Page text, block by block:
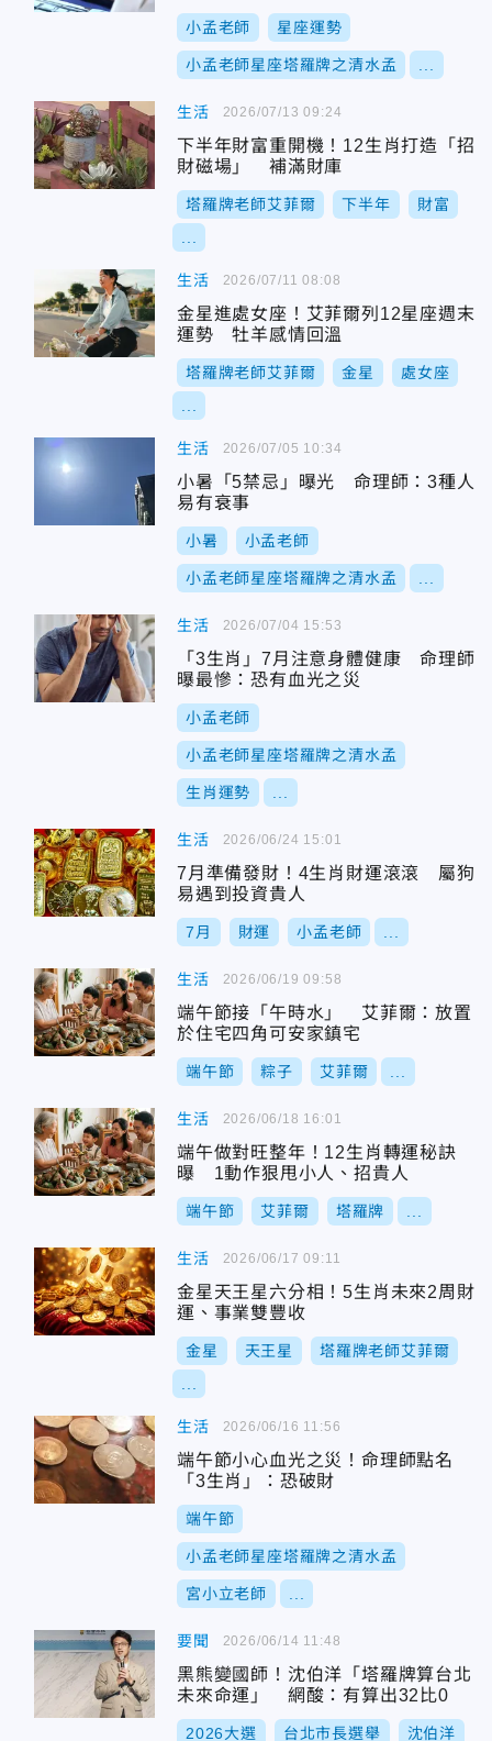
小孟老師 星座運勢
小孟老師星座塔羅牌之清水孟
生活
下半年財富重開機！12生肖打造「招
財磁場」 補滿財庫
塔羅牌老師艾菲爾 下半年 財富
2026/07/13 09:24
生活
金星進處女座！艾菲爾列12星座週末
運勢 牡羊感情回溫
塔羅牌老師艾菲爾 金星 處女座
2026/07/11 08:08
生活
小暑「5禁忌」曝光 命理師：3種人
易有衰事
小暑 小孟老師
小孟老師星座塔羅牌之清水孟
2026/07/05 10:34
生活
「3生肖」7月注意身體健康 命理師
曝最慘：恐有血光之災
小孟老師
小孟老師星座塔羅牌之清水孟
生肖運勢
2026/07/04 15:53
生活
7月準備發財！4生肖財運滾滾 屬狗
易遇到投資貴人
7月 財運 小孟老師
2026/06/24 15:01
生活
端午節接「午時水」 艾菲爾：放置
於住宅四角可安家鎮宅
端午節 粽子 艾菲爾
2026/06/19 09:58
生活
端午做對旺整年！12生肖轉運秘訣
曝 1動作狠甩小人、招貴人
端午節 艾菲爾 塔羅牌
2026/06/18 16:01
生活
金星天王星六分相！5生肖未來2周財
運、事業雙豐收
金星 天王星 塔羅牌老師艾菲爾
2026/06/17 09:11
生活
端午節小心血光之災！命理師點名
「3生肖」：恐破財
端午節
小孟老師星座塔羅牌之清水孟
宮小立老師
2026/06/16 11:56
要聞
黑熊變國師！沈伯洋「塔羅牌算台北
未來命運」 網酸：有算出32比0
2026大選 台北市長選舉 沈伯洋
2026/06/14 11:48